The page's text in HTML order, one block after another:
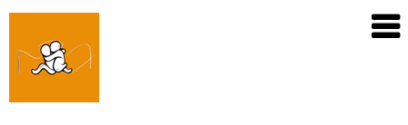
Skip
content